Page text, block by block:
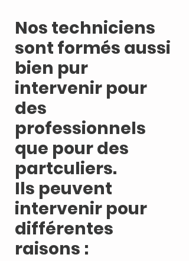
Nos techniciens
sont formés aussi
bien pur
intervenir pour
des
professionnels
que pour des
partculiers.
Ils peuvent
intervenir pour
différentes
raisons :